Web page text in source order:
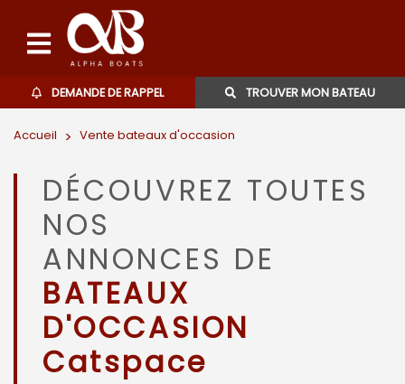
Bateaux d'occasions
L'agence
Contact
06 27 07 57 11
DEMANDE DE RAPPEL TROUVER MON BATEAU
Accueil > Vente bateaux d'occasion
DÉCOUVREZ TOUTES
NOS
ANNONCES DE
BATEAUX
D'OCCASION
Catspace